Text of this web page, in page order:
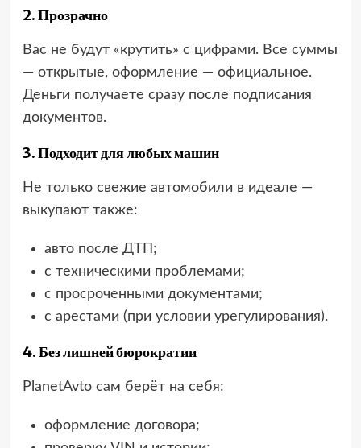
2. Прозрачно
Вас не будут «крутить» с цифрами. Все суммы
— открытые, оформление — официальное.
Деньги получаете сразу после подписания
документов.
3. Подходит для любых машин
Не только свежие автомобили в идеале —
выкупают также:
авто после ДТП;
с техническими проблемами;
с просроченными документами;
с арестами (при условии урегулирования).
4. Без лишней бюрократии
PlanetAvto сам берёт на себя:
оформление договора;